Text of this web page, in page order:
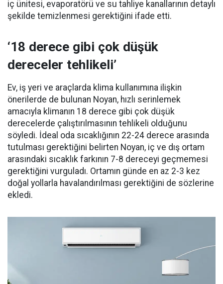
iç ünitesi, evaporatörü ve su tahliye kanallarının detaylı
şekilde temizlenmesi gerektiğini ifade etti.
‘18 derece gibi çok düşük
dereceler tehlikeli’
Ev, iş yeri ve araçlarda klima kullanımına ilişkin
önerilerde de bulunan Noyan, hızlı serinlemek
amacıyla klimanın 18 derece gibi çok düşük
derecelerde çalıştırılmasının tehlikeli olduğunu
söyledi. İdeal oda sıcaklığının 22-24 derece arasında
tutulması gerektiğini belirten Noyan, iç ve dış ortam
arasındaki sıcaklık farkının 7-8 dereceyi geçmemesi
gerektiğini vurguladı. Ortamın günde en az 2-3 kez
doğal yollarla havalandırılması gerektiğini de sözlerine
ekledi.